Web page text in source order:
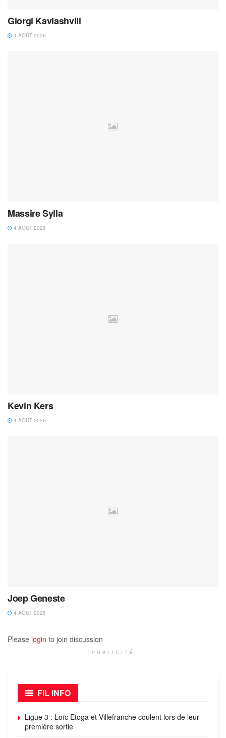
Giorgi Kavlashvili
4 AOÛT 2026
Massire Sylla
4 AOÛT 2026
Kevin Kers
4 AOÛT 2026
Joep Geneste
4 AOÛT 2026
Please login to join discussion
PUBLICITÉ
FIL INFO
Ligue 3 : Loïc Etoga et Villefranche coulent lors de leur
première sortie